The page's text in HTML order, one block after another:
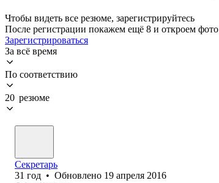
Чтобы видеть все резюме, зарегистрируйтесь
После регистрации покажем ещё 8 и откроем фото
Зарегистрироваться
За всё время
По соответствию
20 резюме
Секретарь
31 год • Обновлено 19 апреля 2016